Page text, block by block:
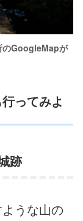
のGoogleMapが
ってみよ
跡
うな山の